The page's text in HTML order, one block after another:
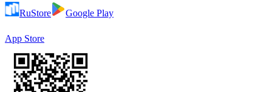
RuStore Google Play
App Store